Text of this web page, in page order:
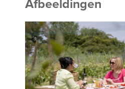
Afbeeldingen